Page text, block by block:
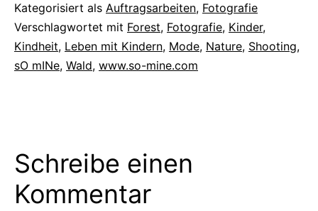
Kategorisiert als Auftragsarbeiten, Fotografie
Verschlagwortet mit Forest, Fotografie, Kinder,
Kindheit, Leben mit Kindern, Mode, Nature, Shooting,
sO mINe, Wald, www.so-mine.com
Schreibe einen
Kommentar